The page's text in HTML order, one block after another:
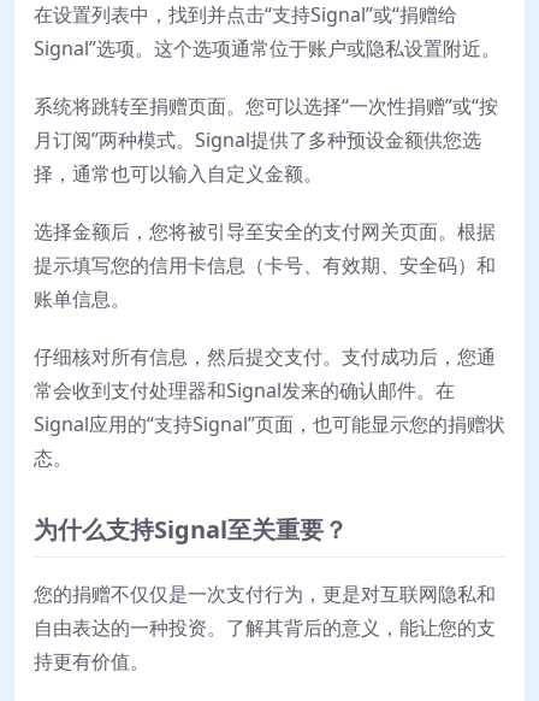
在设置列表中，找到并点击“支持Signal”或“捐赠给
Signal”选项。这个选项通常位于账户或隐私设置附近。
系统将跳转至捐赠页面。您可以选择“一次性捐赠”或“按
月订阅”两种模式。Signal提供了多种预设金额供您选
择，通常也可以输入自定义金额。
选择金额后，您将被引导至安全的支付网关页面。根据
提示填写您的信用卡信息（卡号、有效期、安全码）和
账单信息。
仔细核对所有信息，然后提交支付。支付成功后，您通
常会收到支付处理器和Signal发来的确认邮件。在
Signal应用的“支持Signal”页面，也可能显示您的捐赠状
态。
为什么支持Signal至关重要？
您的捐赠不仅仅是一次支付行为，更是对互联网隐私和
自由表达的一种投资。了解其背后的意义，能让您的支
持更有价值。